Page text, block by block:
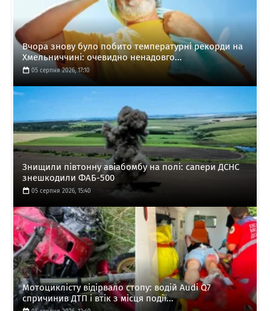
Вчора знову було побито температурні рекорди на
Хмельниччині: очевидно ненадовго...
05 серпня 2026, 17:10
Знищили півтонну авіабомбу на полі: сапери ДСНС
знешкодили ФАБ-500
05 серпня 2026, 15:40
Мотоциклісту відірвало стопу: водій Audi Q7
спричинив ДТП і втік з місця події...